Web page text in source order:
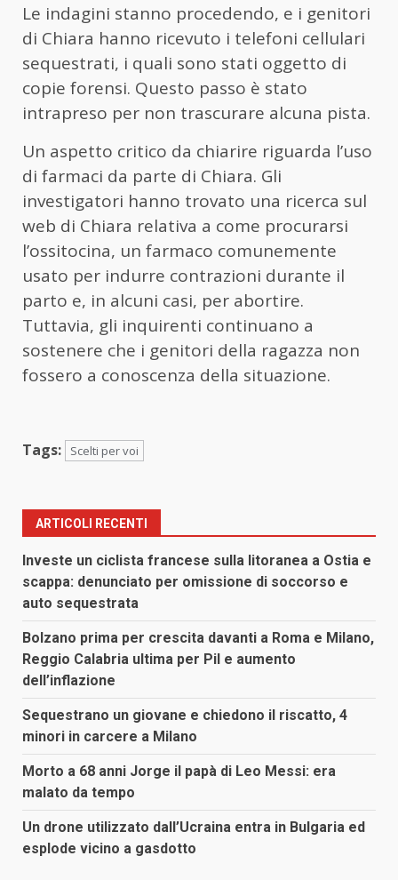
Le indagini stanno procedendo, e i genitori
di Chiara hanno ricevuto i telefoni cellulari
sequestrati, i quali sono stati oggetto di
copie forensi. Questo passo è stato
intrapreso per non trascurare alcuna pista.
Un aspetto critico da chiarire riguarda l’uso
di farmaci da parte di Chiara. Gli
investigatori hanno trovato una ricerca sul
web di Chiara relativa a come procurarsi
l’ossitocina, un farmaco comunemente
usato per indurre contrazioni durante il
parto e, in alcuni casi, per abortire.
Tuttavia, gli inquirenti continuano a
sostenere che i genitori della ragazza non
fossero a conoscenza della situazione.
Tags: Scelti per voi
ARTICOLI RECENTI
Investe un ciclista francese sulla litoranea a Ostia e
scappa: denunciato per omissione di soccorso e
auto sequestrata
Bolzano prima per crescita davanti a Roma e Milano,
Reggio Calabria ultima per Pil e aumento
dell’inflazione
Sequestrano un giovane e chiedono il riscatto, 4
minori in carcere a Milano
Morto a 68 anni Jorge il papà di Leo Messi: era
malato da tempo
Un drone utilizzato dall’Ucraina entra in Bulgaria ed
esplode vicino a gasdotto